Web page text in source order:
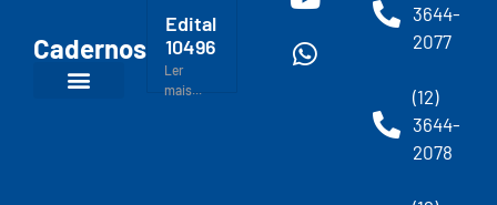
Cadernos
Edital
10496
Ler
mais...
3644-
2077
(12)
3644-
2078